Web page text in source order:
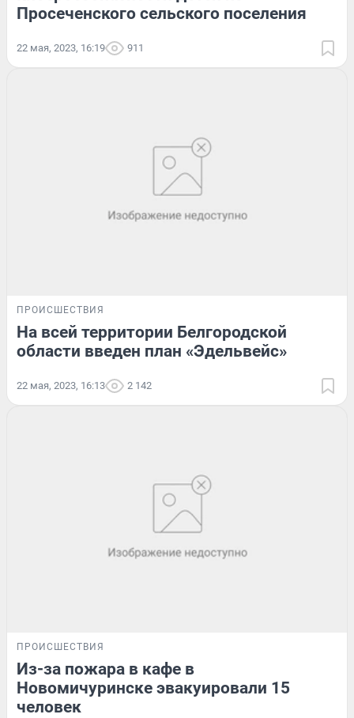
Просеченского сельского поселения
22 мая, 2023, 16:19 911
ПРОИСШЕСТВИЯ
На всей территории Белгородской
области введен план «Эдельвейс»
22 мая, 2023, 16:13 2 142
ПРОИСШЕСТВИЯ
Из-за пожара в кафе в
Новомичуринске эвакуировали 15
человек